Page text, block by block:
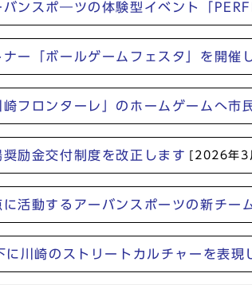
バンスポ―ツの体験型イベント「
ー「ボールゲームフェスタ」を開催
フロンターレ」のホームゲームへ市
励金交付制度を改正します [2026年3
活動するアーバンスポーツの新チ
に川崎のストリートカルチャーを表